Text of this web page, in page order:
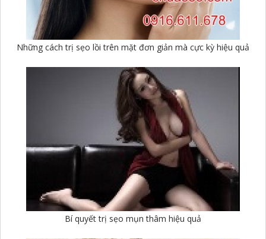
Những cách trị sẹo lồi trên mặt đơn giản mà cực kỳ hiệu quả
Bí quyết trị sẹo mụn thâm hiệu quả